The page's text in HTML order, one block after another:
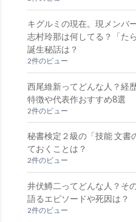
キグルミの現在。現メンバ
志村玲那は何してる？「た
誕生秘話は？
2件のビュー
西尾維新ってどんな人？経
特徴や代表作おすすめ8選
2件のビュー
秘書検定２級の「技能 文書
ておくことは？
2件のビュー
井伏鱒二ってどんな人？そ
語るエピソードや死因は？
2件のビュー